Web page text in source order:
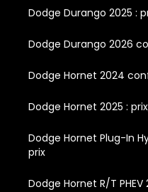
Dodge Durango 2025 :
Dodge Durango 2026
Dodge Hornet 2024
Dodge Hornet 2025 :
Dodge Hornet Plug-In
prix
Dodge Hornet R/T